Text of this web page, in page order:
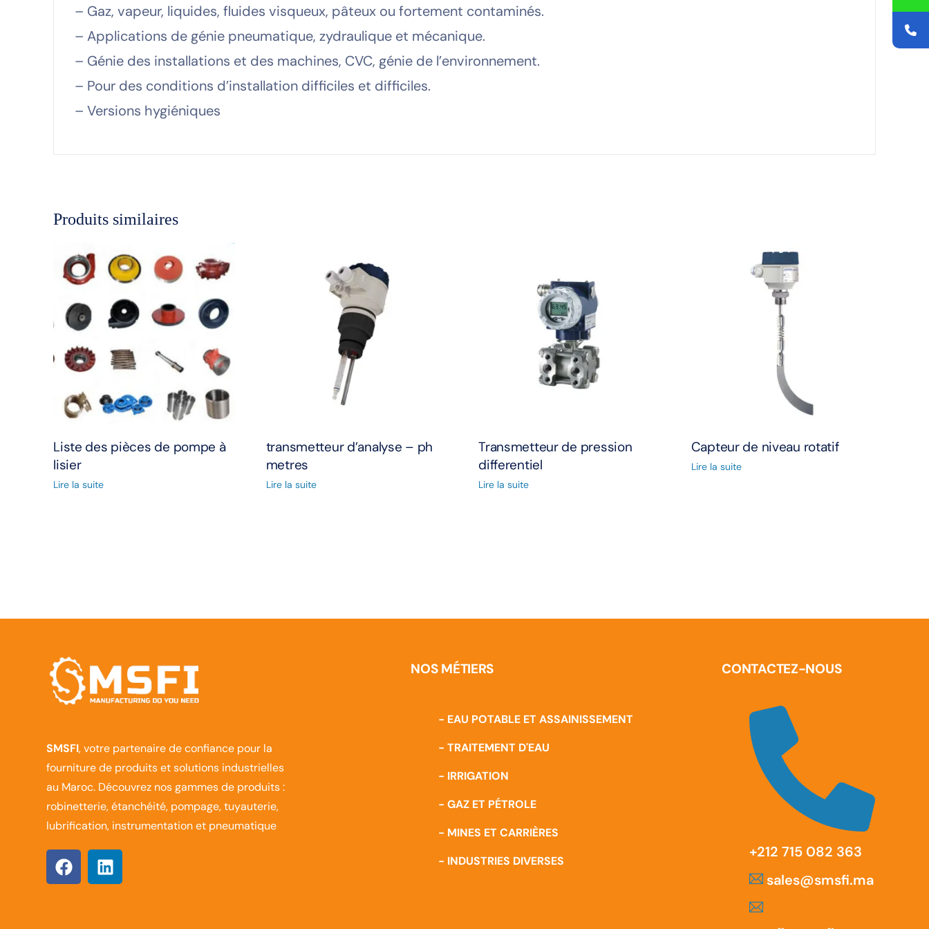
– Gaz, vapeur, liquides, fluides visqueux, pâteux ou fortement contaminés.
– Applications de génie pneumatique, zydraulique et mécanique.
– Génie des installations et des machines, CVC, génie de l’environnement.
– Pour des conditions d’installation difficiles et difficiles.
– Versions hygiéniques
Produits similaires
Liste des pièces de pompe à
lisier
Lire la suite
transmetteur d’analyse – ph
metres
Lire la suite
Transmetteur de pression
differentiel
Lire la suite
Capteur de niveau rotatif
Lire la suite
SMSFI, votre partenaire de confiance pour la
fourniture de produits et solutions industrielles
au Maroc. Découvrez nos gammes de produits :
robinetterie, étanchéité, pompage, tuyauterie,
lubrification, instrumentation et pneumatique
NOS MÉTIERS
- EAU POTABLE ET ASSAINISSEMENT
- TRAITEMENT D'EAU
- IRRIGATION
- GAZ ET PÉTROLE
- MINES ET CARRIÈRES
- INDUSTRIES DIVERSES
CONTACTEZ-NOUS
‪+212 715 082 363
sales@smsfi.ma